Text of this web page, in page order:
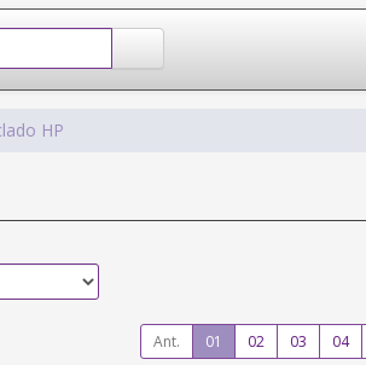
HP
Ant. 01 02 03 04